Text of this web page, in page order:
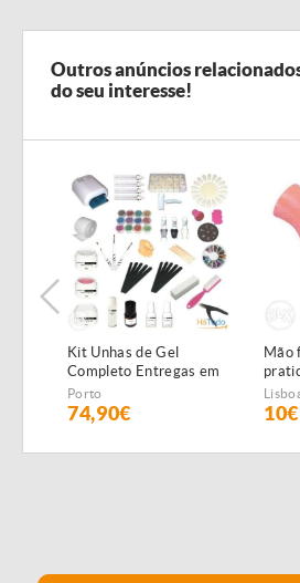
Outros anúncios
do seu interesse!
Kit Unhas de Gel
Completo Entregas em
24h
Porto
74,90€
Mão
10€